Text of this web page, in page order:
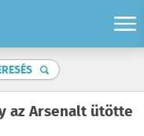
az Arsenalt ütötte